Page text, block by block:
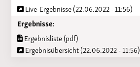
Live-Ergebnisse (22.06.2022 - 11:56)
Ergebnisse:
Ergebnisliste (pdf)
Ergebnisübersicht (22.06.2022 - 11:56)